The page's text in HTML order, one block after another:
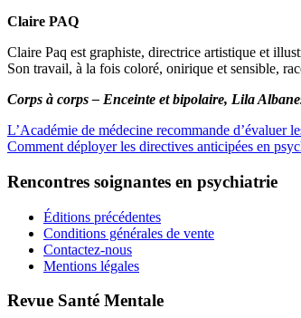
Claire PAQ
Claire Paq est graphiste, directrice artistique et
Son travail, à la fois coloré, onirique et sensible,
Corps à corps – Enceinte et bipolaire, Lila
L’Académie de médecine recommande d’évaluer
Comment déployer les directives anticipées en
Rencontres soignantes en psychiatrie
Éditions précédentes
Conditions générales de vente
Contactez-nous
Mentions légales
Revue Santé Mentale